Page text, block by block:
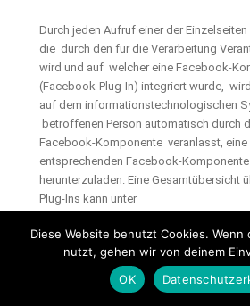
Durch jeden Aufruf einer der
die durch den für die Verarbeitung
wird und auf welcher eine Facebook-
(Facebook-Plug-In) integriert wurde,
auf dem informationstechnologischen
betroffenen Person automatisch durch
Facebook-Komponente veranlasst, eine
entsprechenden Facebook-
herunterzuladen. Eine Gesamtübersicht
Plug-Ins kann unter
locale=de_DE abgerufen werden. Im
technischen Verfahrens erhält Facebook
welche konkrete Unterseite unserer
betroffene Person besucht wird.
Diese Website benutzt Cookies.
nutzt, gehen wir von deinem
OK